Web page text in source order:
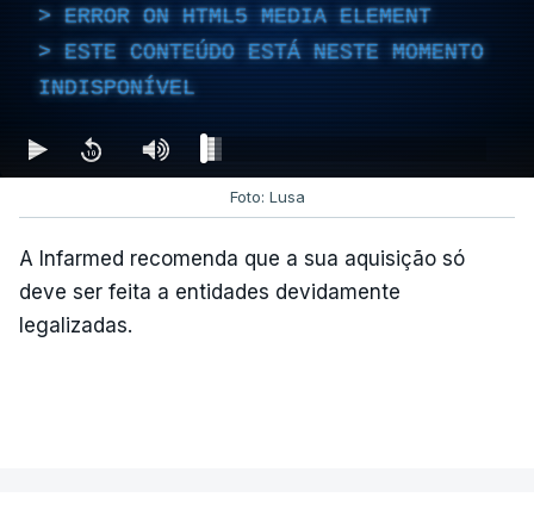
ERROR ON HTML5 MEDIA ELEMENT
ESTE CONTEÚDO ESTÁ NESTE MOMENTO
INDISPONÍVEL
Foto: Lusa
A Infarmed recomenda que a sua aquisição só
deve ser feita a entidades devidamente
legalizadas.